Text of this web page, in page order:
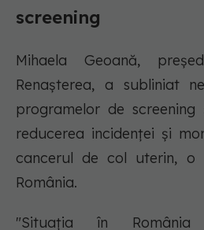
screening
Mihaela Geoană,
Renașterea, a subliniat
programelor de
reducerea incidenței și
cancerul de col uterin, o
România.
"Situaţia în